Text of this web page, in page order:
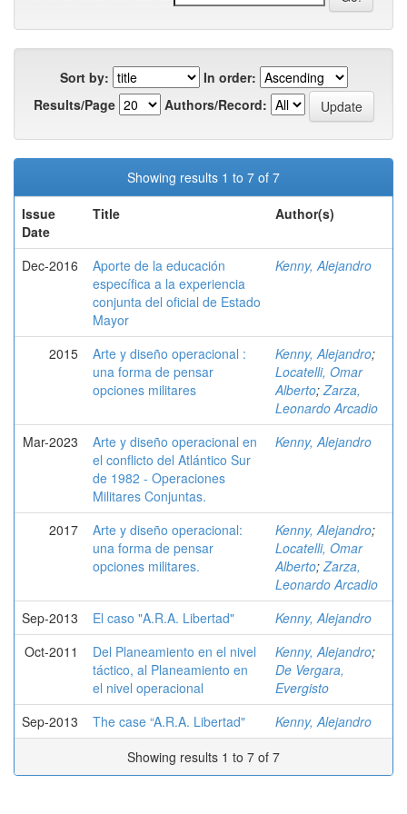
Sort by:
In order:
Results/Page
Authors/Record:
Showing results 1 to 7 of 7
Issue
Date
Title Author(s)
Dec-2016
Aporte de la educación
específica a la experiencia
conjunta del oficial de Estado
Mayor
Kenny, Alejandro
2015
Arte y diseño operacional :
una forma de pensar
opciones militares
Kenny, Alejandro;
Locatelli, Omar
Alberto;Zarza,
Leonardo Arcadio
Mar-2023
Arte y diseño operacional en
el conflicto del Atlántico Sur
de 1982 - Operaciones
Militares Conjuntas.
Kenny, Alejandro
2017
Arte y diseño operacional:
una forma de pensar
opciones militares.
Kenny, Alejandro;
Locatelli, Omar
Alberto;Zarza,
Leonardo Arcadio
Sep-2013
El caso "A.R.A. Libertad"
Kenny, Alejandro
Oct-2011
Del Planeamiento en el nivel
táctico, al Planeamiento en
el nivel operacional
Kenny, Alejandro;
De Vergara,
Evergisto
Sep-2013
The case “A.R.A. Libertad"
Kenny, Alejandro
Showing results 1 to 7 of 7